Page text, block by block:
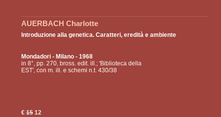
AUERBACH Charlotte
Introduzione alla genetica. Caratteri, eredità e ambiente
Mondadori- Milano - 1968
in 8°, pp. 270, bross. edit. ill.; 'Biblioteca della
EST', con m. ill. e schemi n.t. 430/38
€1512